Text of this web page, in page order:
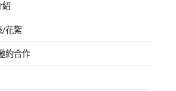
紹
/花絮
約合作